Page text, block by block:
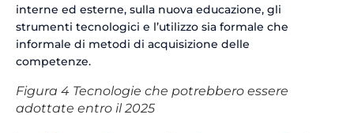
interne ed esterne, sulla nuova educazione, gli
strumenti tecnologici e l’utilizzo sia formale che
informale di metodi di acquisizione delle
competenze.
Figura 4 Tecnologie che potrebbero essere
adottate entro il 2025